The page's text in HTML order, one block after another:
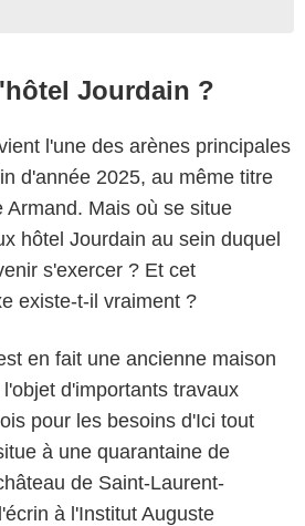
Jourdain ?
l'une des arènes principales
d'année 2025, au même titre
Armand. Mais où se situe
hôtel Jourdain au sein duquel
s'exercer ? Et cet
existe-t-il vraiment ?
en fait une ancienne maison
d'importants travaux
pour les besoins d'Ici tout
à une quarantaine de
de Saint-Laurent-
à l'Institut Auguste